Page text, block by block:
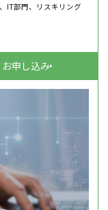
IT部門、リスキリング
お申し込み